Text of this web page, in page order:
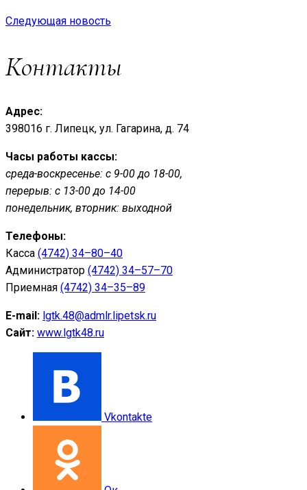
Следующая новость
Контакты
Адрес:
398016 г. Липецк, ул. Гагарина, д. 74
Часы работы кассы:
среда-воскресенье: с 9-00 до 18-00,
перерыв: с 13-00 до 14-00
понедельник, вторник: выходной
Телефоны:
Касса (4742) 34–80–40
Администратор (4742) 34–57–70
Приемная (4742) 34–35–89
E-mail: lgtk.48@admlr.lipetsk.ru
Сайт: www.lgtk48.ru
Vkontakte